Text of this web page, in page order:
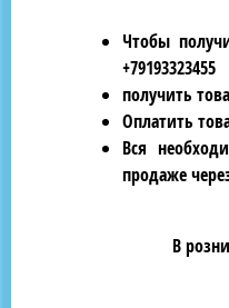
Чтобы
+79193323455
получить
Оплатить
Вся
продаже
В